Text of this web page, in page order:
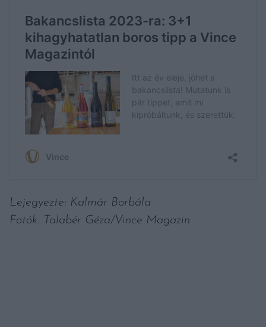
Lejegyezte: Kalmár Borbála
Fotók: Talabér Géza/Vince Magazin